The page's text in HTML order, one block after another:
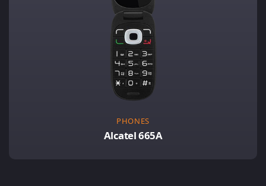
PHONES
Alcatel 665A